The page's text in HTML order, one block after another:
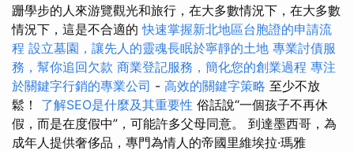
跚學步的人來游覽觀光和旅行，在大多數情況下，在大多數
情況下，這是不合適的快速掌握新北地區台胞證的申請流
程 設立墓園，讓先人的靈魂長眠於寧靜的土地 專業討債服
務，幫你追回欠款 商業登記服務，簡化您的創業過程 專注
於關鍵字行銷的專業公司 - 高效的關鍵字策略 至少不放
鬆！ 了解SEO是什麼及其重要性 俗話說“一個孩子不再休
假，而是在度假中”，可能許多父母同意。 到達墨西哥，為
成年人提供奢侈品，專門為情人的帝國里維埃拉·瑪雅